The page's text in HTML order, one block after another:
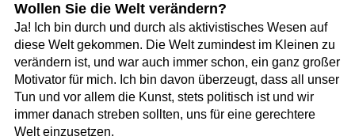
Wollen Sie die Welt verändern?
Ja! Ich bin durch und durch als aktivistisches Wesen auf
diese Welt gekommen. Die Welt zumindest im Kleinen zu
verändern ist, und war auch immer schon, ein ganz großer
Motivator für mich. Ich bin davon überzeugt, dass all unser
Tun und vor allem die Kunst, stets politisch ist und wir
immer danach streben sollten, uns für eine gerechtere
Welt einzusetzen.